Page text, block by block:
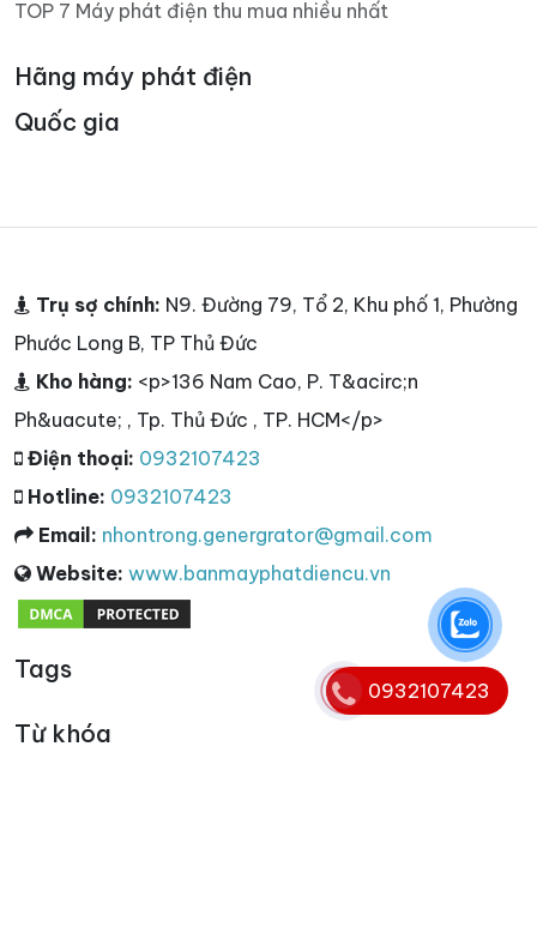
TOP 7 Máy phát điện thu mua nhiều nhất
Hãng máy phát điện
Quốc gia
Trụ sợ chính: N9. Đường 79, Tổ 2, Khu phố 1, Phường
Phước Long B, TP Thủ Đức
Kho hàng: <p>136 Nam Cao, P. T&acirc;n
Ph&uacute; , Tp. Thủ Đức , TP. HCM</p>
Điện thoại: 0932107423
Hotline: 0932107423
Email: nhontrong.genergrator@gmail.com
Website: www.banmayphatdiencu.vn
Tags
Từ khóa
0932107423